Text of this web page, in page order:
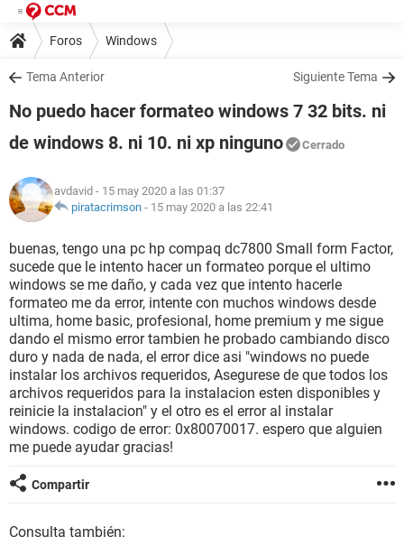
Foros Windows
Tema Anterior Siguiente Tema
No puedo hacer formateo windows 7 32 bits. ni
de windows 8. ni 10. ni xp ninguno
Cerrado
avdavid - 15 may 2020 a las 01:37
piratacrimson - 15 may 2020 a las 22:41
buenas, tengo una pc hp compaq dc7800 Small form Factor,
sucede que le intento hacer un formateo porque el ultimo
windows se me daño, y cada vez que intento hacerle
formateo me da error, intente con muchos windows desde
ultima, home basic, profesional, home premium y me sigue
dando el mismo error tambien he probado cambiando disco
duro y nada de nada, el error dice asi "windows no puede
instalar los archivos requeridos, Asegurese de que todos los
archivos requeridos para la instalacion esten disponibles y
reinicie la instalacion" y el otro es el error al instalar
windows. codigo de error: 0x80070017. espero que alguien
me puede ayudar gracias!
Compartir
Consulta también: